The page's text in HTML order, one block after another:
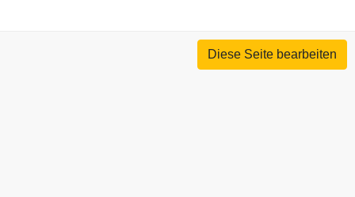
Diese Seite bearbeiten